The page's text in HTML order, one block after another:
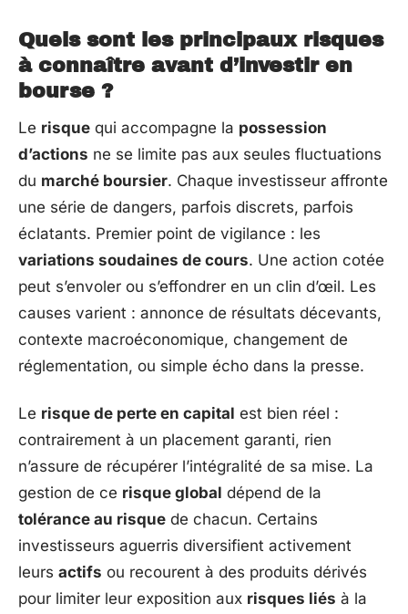
Quels sont les principaux risques
à connaître avant d’investir en
bourse ?
Le risque qui accompagne la possession
d’actions ne se limite pas aux seules fluctuations
du marché boursier. Chaque investisseur affronte
une série de dangers, parfois discrets, parfois
éclatants. Premier point de vigilance : les
variations soudaines de cours. Une action cotée
peut s’envoler ou s’effondrer en un clin d’œil. Les
causes varient : annonce de résultats décevants,
contexte macroéconomique, changement de
réglementation, ou simple écho dans la presse.
Le risque de perte en capital est bien réel :
contrairement à un placement garanti, rien
n’assure de récupérer l’intégralité de sa mise. La
gestion de ce risque global dépend de la
tolérance au risque de chacun. Certains
investisseurs aguerris diversifient activement
leurs actifs ou recourent à des produits dérivés
pour limiter leur exposition aux risques liés à la